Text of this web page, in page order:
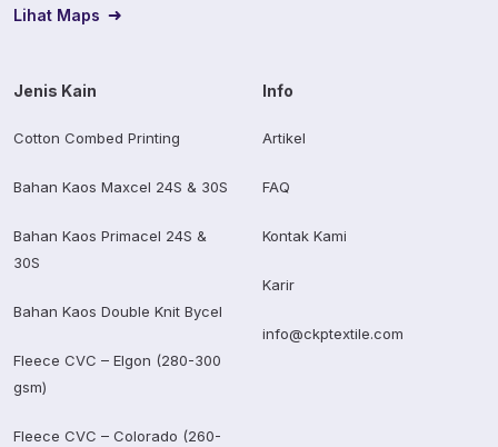
Lihat Maps
Jenis Kain
Cotton Combed Printing
Bahan Kaos Maxcel 24S & 30S
Bahan Kaos Primacel 24S &
30S
Bahan Kaos Double Knit Bycel
Fleece CVC – Elgon (280-300
gsm)
Fleece CVC – Colorado (260-
Info
Artikel
FAQ
Kontak Kami
Karir
info@ckptextile.com